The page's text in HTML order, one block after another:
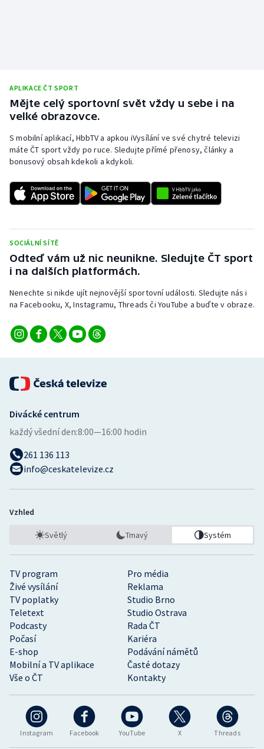
APLIKACE ČT SPORT
Mějte celý sportovní svět vždy u sebe i na
velké obrazovce.
S mobilní aplikací, HbbTV a apkou iVysílání ve své chytré televizi
máte ČT sport vždy po ruce. Sledujte přímé přenosy, články a
bonusový obsah kdekoli a kdykoli.
SOCIÁLNÍ SÍTĚ
Odteď vám už nic neunikne. Sledujte ČT sport
i na dalších platformách.
Nenechte si nikde ujít nejnovější sportovní události. Sledujte nás i
na Facebooku, X, Instagramu, Threads či YouTube a buďte v obraze.
Instagram Facebook YouTube X Threads
TV program
Pro média
Živé vysílání
Reklama
TV poplatky
Studio Brno
Teletext
Studio Ostrava
Podcasty
Rada ČT
Počasí
Kariéra
E-shop
Podávání námětů
Mobilní a TV aplikace
Časté dotazy
Vše o ČT
Kontakty
Divácké centrum
každý všední den:8:00—16:00 hodin
261 136 113
info@ceskatelevize.cz
Vzhled
Světlý Tmavý Systém